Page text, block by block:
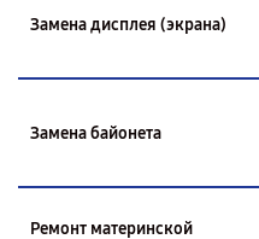
Замена дисплея (экрана)
Замена байонета
Ремонт материнской